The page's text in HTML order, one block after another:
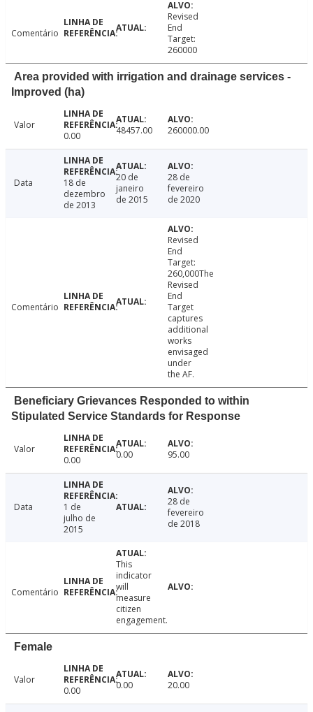
Comentário
Revised
End
Target:
260000
Area provided with irrigation and drainage services -
Improved (ha)
Valor
0.00
48457.00 260000.00
Data
18 de
dezembro
de 2013
20 de
janeiro
de 2015
28 de
fevereiro
de 2020
Comentário
Revised
End
Target:
260,000The
Revised
End
Target
captures
additional
works
envisaged
under
the AF.
Beneficiary Grievances Responded to within
Stipulated Service Standards for Response
Valor
0.00
0.00 95.00
Data
1 de
julho de
2015
28 de
fevereiro
de 2018
Comentário
This
indicator
will
measure
citizen
engagement.
Female
Valor
0.00
0.00 20.00